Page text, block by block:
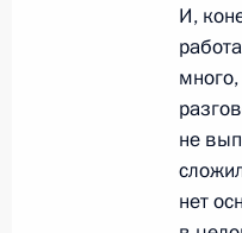
6
5
И,
не
нет